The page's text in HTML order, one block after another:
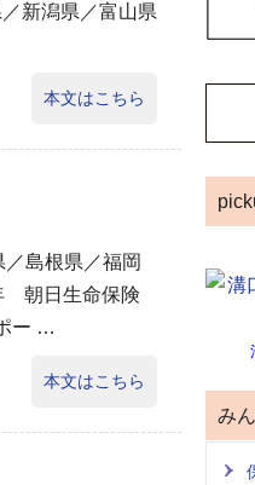
新潟県／富山県
本文はこちら
島根県／福岡
朝日生命保険
ー …
本文はこちら
み